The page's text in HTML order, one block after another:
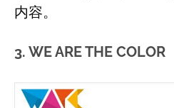
内容。
3. WE ARE THE COLOR